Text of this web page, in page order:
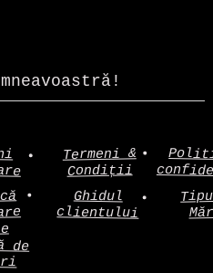
Termeni &
Condiții
Ghidul
clientului
de